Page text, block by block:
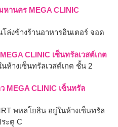
หานคร MEGA CLINIC
ล่งข้างร้านอาหารอินเตอร์ จอด
CLINIC เซ็นทรัลเวสต์เกต
ห้างเซ็นทรัลเวสต์เกต ชั้น 2
MEGA CLINIC เซ็นทรัล
พหลโยธิน อยู่ในห้างเซ็นทรัล
ะตู C